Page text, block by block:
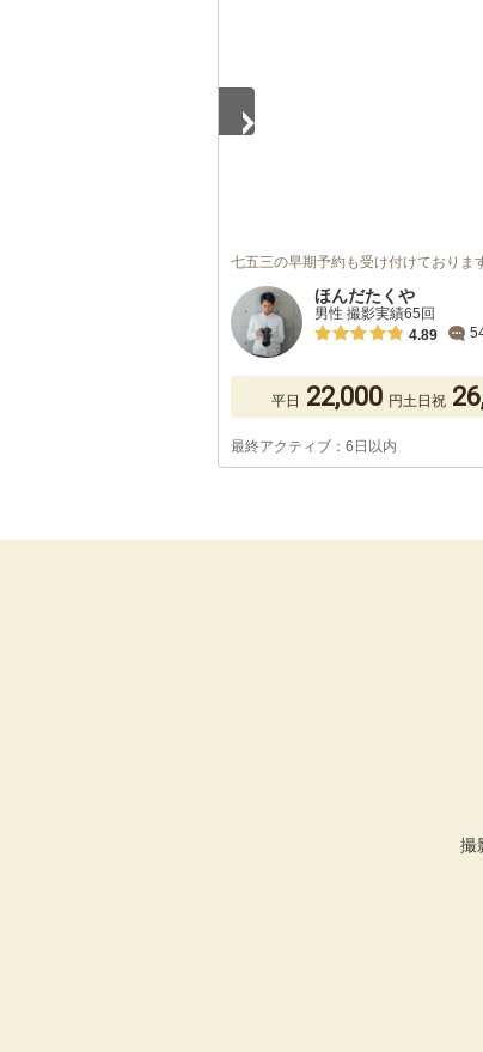
七五三の早期予約も受け付けておりま
ほんだたくや
男性 撮影実績65回
4.89
平日 22,000 円土日祝
最終アクティブ：6日以内
撮